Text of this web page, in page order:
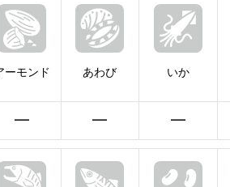
ーモンド
━
あわび
━
いか
━